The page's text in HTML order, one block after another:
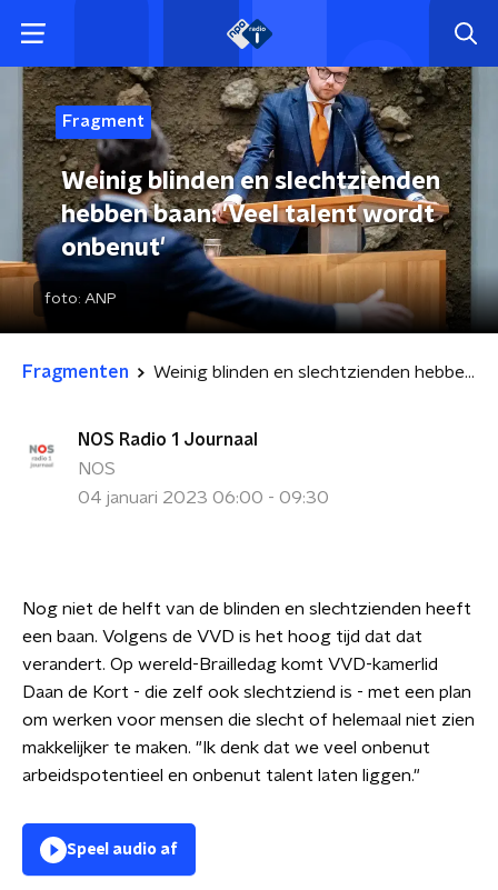
Fragment
Weinig blinden en slechtzienden
hebben baan: 'Veel talent wordt
onbenut'
foto: ANP
Fragmenten Weinig blinden en slechtzienden hebben baan: 'Veel talent wordt onbenut'
NOS Radio 1 Journaal
NOS
04 januari 2023 06:00 - 09:30
Nog niet de helft van de blinden en slechtzienden heeft
een baan. Volgens de VVD is het hoog tijd dat dat
verandert. Op wereld-Brailledag komt VVD-kamerlid
Daan de Kort - die zelf ook slechtziend is - met een plan
om werken voor mensen die slecht of helemaal niet zien
makkelijker te maken. "Ik denk dat we veel onbenut
arbeidspotentieel en onbenut talent laten liggen."
Speel audio af